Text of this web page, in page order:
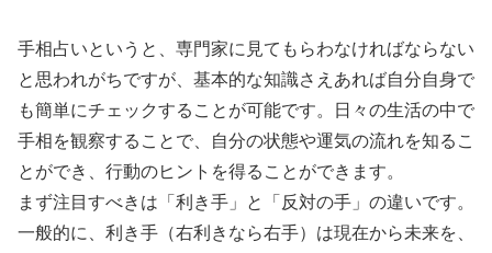
手相占いというと、専門家に見てもらわなければならない
と思われがちですが、基本的な知識さえあれば自分自身で
も簡単にチェックすることが可能です。日々の生活の中で
手相を観察することで、自分の状態や運気の流れを知るこ
とができ、行動のヒントを得ることができます。
まず注目すべきは「利き手」と「反対の手」の違いです。
一般的に、利き手（右利きなら右手）は現在から未来を、